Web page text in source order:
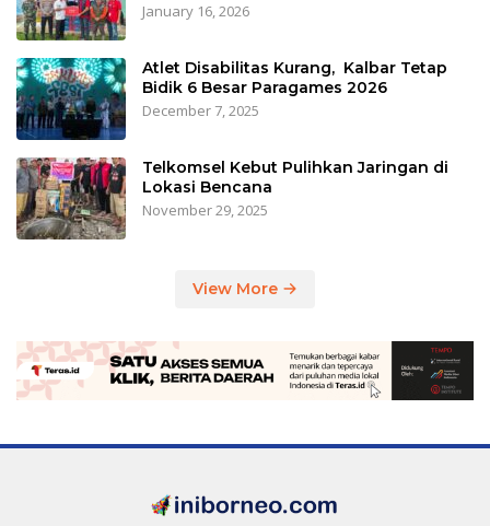
January 16, 2026
Atlet Disabilitas Kurang, Kalbar Tetap
Bidik 6 Besar Paragames 2026
December 7, 2025
Telkomsel Kebut Pulihkan Jaringan di
Lokasi Bencana
November 29, 2025
View More